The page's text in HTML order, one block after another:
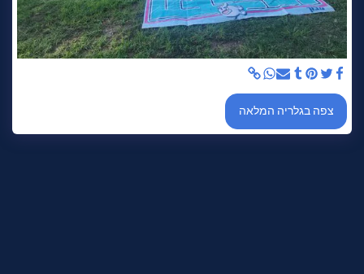
צפה בגלריה המלאה